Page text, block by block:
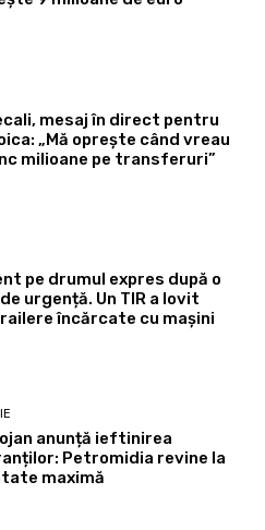
mesaj în direct pentru
„Mă oprește când vreau
milioane pe transferuri”
pe drumul expres după o
urgență. Un TIR a lovit
încărcate cu mașini
anunță ieftinirea
Petromidia revine la
maximă